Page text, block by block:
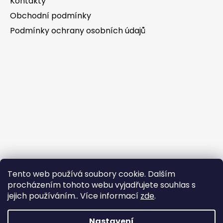
Tento web používá soubory cookie. Dalším
procházením tohoto webu vyjadřujete souhlas s
jejich používáním.. Více informací zde.
Obchodní podmínky
Podmínky ochrany osobních údajů